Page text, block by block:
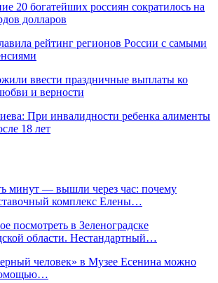
20 богатейших россиян сократилось на
долларов
рейтинг регионов России с самыми
ввести праздничные выплаты ко
и верности
При инвалидности ребенка алименты
18 лет
минут — вышли через час: почему
комплекс Елены…
посмотреть в Зеленоградске
области. Нестандартный…
человек» в Музее Есенина можно